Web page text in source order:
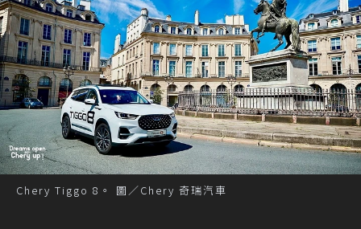
Chery Tiggo 8。 圖／Chery 奇瑞汽車